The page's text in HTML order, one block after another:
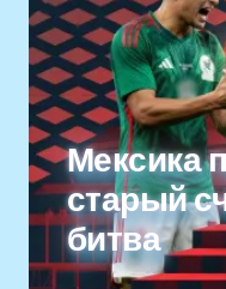
Мексика
старый
битва